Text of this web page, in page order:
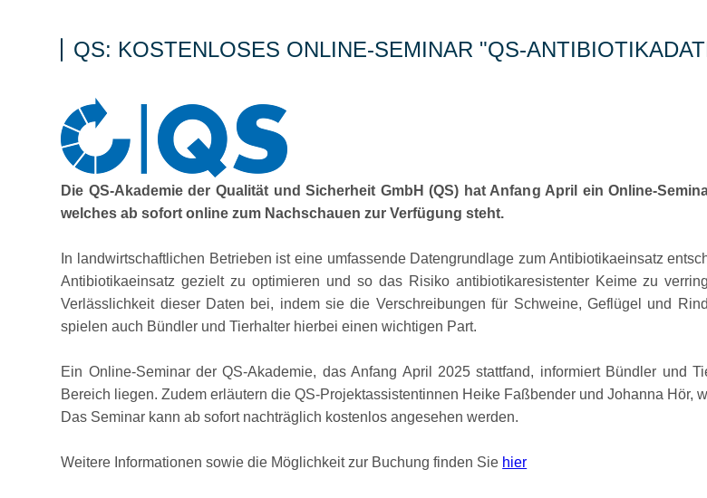
QS: KOSTENLOSES ONLINE-SEMINAR QS-
Die QS-Akademie der Qualität und Sicherheit GmbH (QS) hat Anfang April ein Online-
welches ab sofort online zum Nachschauen zur Verfügung steht.
In landwirtschaftlichen Betrieben ist eine umfassende Datengrundlage zum Antibiotikaeinsatz
Antibiotikaeinsatz gezielt zu optimieren und so das Risiko antibiotikaresistenter Keime zu
Verlässlichkeit dieser Daten bei, indem sie die Verschreibungen für Schweine, Geflügel und
spielen auch Bündler und Tierhalter hierbei einen wichtigen Part.
Ein Online-Seminar der QS-Akademie, das Anfang April 2025 stattfand, informiert Bündler und
Bereich liegen. Zudem erläutern die QS-Projektassistentinnen Heike Faßbender und Johanna Hör,
Das Seminar kann ab sofort nachträglich kostenlos angesehen werden.
Weitere Informationen sowie die Möglichkeit zur Buchung finden Sie hier